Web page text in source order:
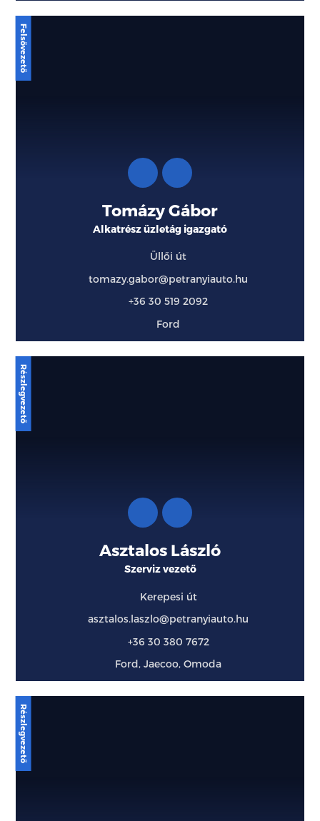
Tomázy Gábor
Alkatrész üzletág igazgató
Üllői út
tomazy.gabor@petranyiauto.hu
+36 30 519 2092
Ford
Asztalos László
Szerviz vezető
Kerepesi út
asztalos.laszlo@petranyiauto.hu
+36 30 380 7672
Ford, Jaecoo, Omoda